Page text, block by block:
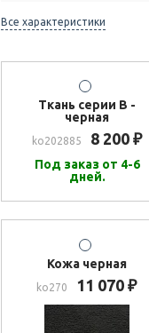
Все характеристики
Ткань серии В -
черная
ko202885 8 200 ₽
Под заказ от 4-6
дней.
Кожа черная
ko270 11 070₽